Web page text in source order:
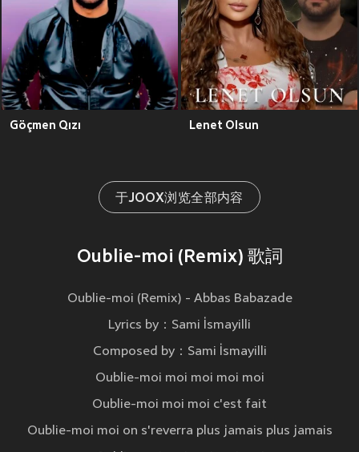
Göçmen Qızı Lenet Olsun
于JOOX浏览全部内容
Oublie-moi (Remix) 歌詞
Oublie-moi (Remix) - Abbas Babazade
Lyrics by：Sami İsmayilli
Composed by：Sami İsmayilli
Oublie-moi moi moi moi moi
Oublie-moi moi moi c'est fait
Oublie-moi moi on s'reverra plus jamais plus jamais